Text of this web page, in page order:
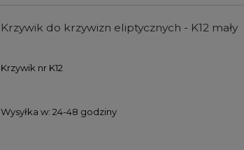
Krzywik do krzywizn eliptycznych - K12 mały
Krzywik nr K12
Wysyłka w: 24-48 godziny